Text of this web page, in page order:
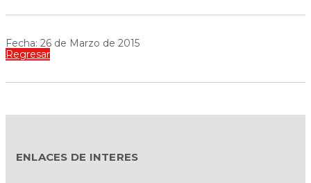
Fecha: 26 de Marzo de 2015
Regresar
ENLACES DE INTERES